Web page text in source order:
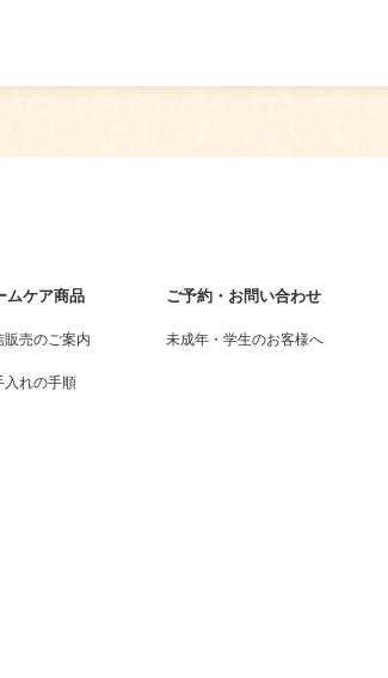
ムケア商品
販売のご案内
入れの手順
ご予約・お問い合わせ
未成年・学生のお客様へ